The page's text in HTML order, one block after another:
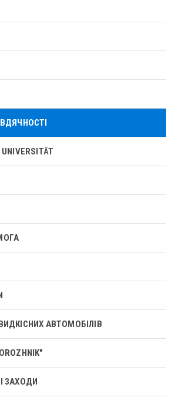
UNIVERSITÄT
АВТОМОБІЛІВ
ЗАХОДИ